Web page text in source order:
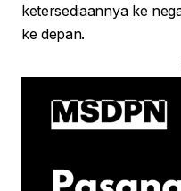
ketersediaannya ke
ke depan.